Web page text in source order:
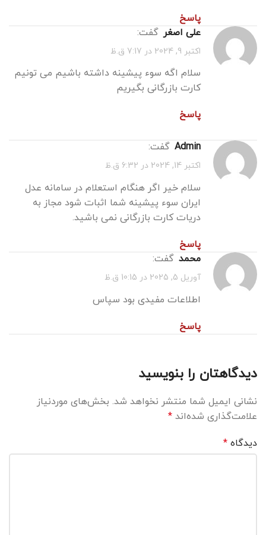
پاسخ
علی اصغر گفت:
اکتبر 9, 2024 در 7:17 ق.ظ
سلام اگه سوء پیشینه داشته باشیم می تونیم
کارت بازرگانی بگیریم
پاسخ
admin
گفت:
اکتبر 14, 2024 در 6:32 ق.ظ
سلام خیر اگر هنگام استعلام در سامانه عدل
ایران سوء پیشینه شما اثبات شود مجاز به
دریات کارت بازرگانی نمی باشید.
پاسخ
محمد گفت:
آوریل 5, 2025 در 10:15 ق.ظ
اطلاعات مفیدی بود سپاس
پاسخ
دیدگاهتان را بنویسید
نشانی ایمیل شما منتشر نخواهد شد. بخش‌های موردنیاز
علامت‌گذاری شده‌اند*
دیدگاه*